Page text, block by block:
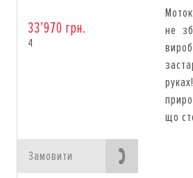
КОРПОРАТИВНИМ
33’970 грн.
4
не
що
Замовити